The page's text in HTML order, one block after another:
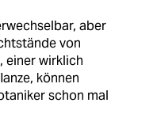
aber
von
einer wirklich
können
schon mal